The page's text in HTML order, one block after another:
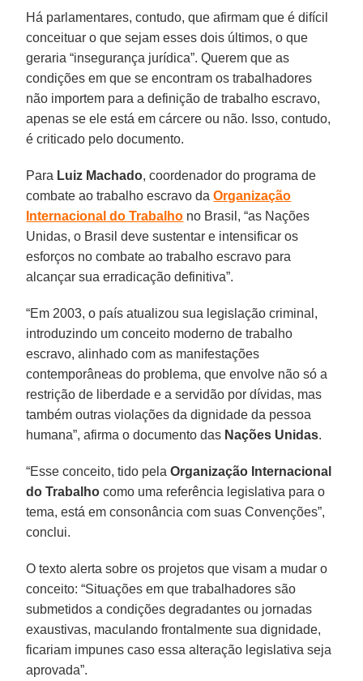
Há parlamentares, contudo, que afirmam que é difícil
conceituar o que sejam esses dois últimos, o que
geraria “insegurança jurídica”. Querem que as
condições em que se encontram os trabalhadores
não importem para a definição de trabalho escravo,
apenas se ele está em cárcere ou não. Isso, contudo,
é criticado pelo documento.
Para Luiz Machado, coordenador do programa de
combate ao trabalho escravo daOrganização
Internacional do Trabalho no Brasil, “as Nações
Unidas, o Brasil deve sustentar e intensificar os
esforços no combate ao trabalho escravo para
alcançar sua erradicação definitiva”.
“Em 2003, o país atualizou sua legislação criminal,
introduzindo um conceito moderno de trabalho
escravo, alinhado com as manifestações
contemporâneas do problema, que envolve não só a
restrição de liberdade e a servidão por dívidas, mas
também outras violações da dignidade da pessoa
humana”, afirma o documento das Nações Unidas.
“Esse conceito, tido pelaOrganização Internacional
do Trabalho como uma referência legislativa para o
tema, está em consonância com suas Convenções”,
conclui.
O texto alerta sobre os projetos que visam a mudar o
conceito: “Situações em que trabalhadores são
submetidos a condições degradantes ou jornadas
exaustivas, maculando frontalmente sua dignidade,
ficariam impunes caso essa alteração legislativa seja
aprovada”.